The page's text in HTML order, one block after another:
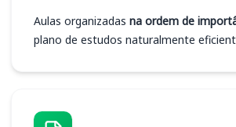
Aulas organizadas na ordem de
plano de estudos naturalmente